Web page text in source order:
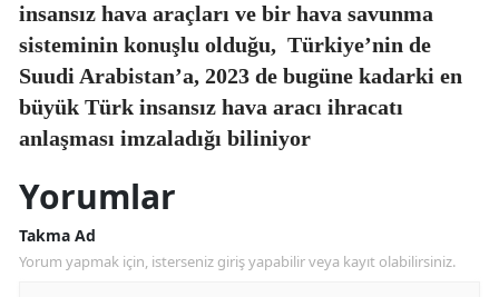
insansız hava araçları ve bir hava savunma
sisteminin konuşlu olduğu, Türkiye’nin de
Suudi Arabistan’a, 2023 de bugüne kadarki en
büyük Türk insansız hava aracı ihracatı
anlaşması imzaladığı biliniyor
Yorumlar
Takma Ad
Yorum yapmak için, isterseniz giriş yapabilir veya kayıt olabilirsiniz.